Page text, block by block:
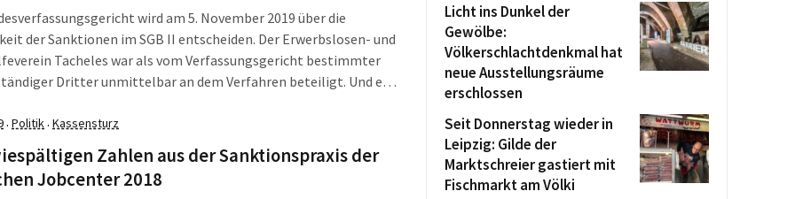
wird am 5. November 2019 über die
der Sanktionen im SGB II entscheiden. Der Erwerbslosen- und
Tacheles war als vom Verfassungsgericht bestimmter
Dritter unmittelbar an dem Verfahren beteiligt. Und er
Menschenrechtsverstöße sind.
· Politik· Kassensturz
Zahlen aus der Sanktionspraxis der
Jobcenter 2018
Licht ins Dunkel der
Gewölbe:
Völkerschlachtdenkmal hat
neue Ausstellungsräume
erschlossen
Seit Donnerstag wieder in
Leipzig: Gilde der
Marktschreier gastiert mit
Fischmarkt am Völki